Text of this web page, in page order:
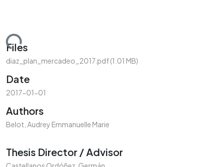
Files
diaz_plan_mercadeo_2017.pdf(1.01 MB)
Date
2017-01-01
Authors
Belot, Audrey Emmanuelle Marie
Thesis Director / Advisor